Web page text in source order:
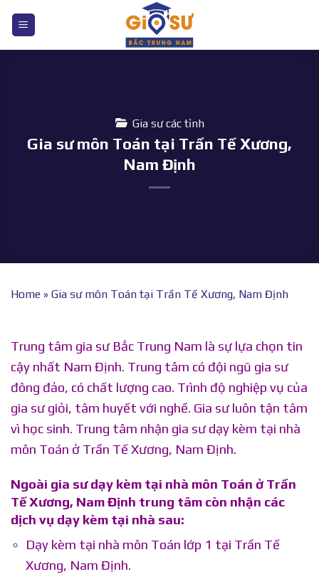
nội
Gia sư các tỉnh
Gia sư môn Toán tại Trần Tế Xương,
Nam Định
Home » Gia sư môn Toán tại Trần Tế Xương, Nam Định
Trung tâm gia sư Bắc Trung Nam là sự lựa chọn tin
cậy nhất Nam Định. Trung tâm có đội ngũ gia sư
đông đảo, có chất lượng cao. Trình độ nghiệp vụ của
gia sư giỏi, tâm huyết với nghề. Gia sư luôn tận tâm
vì học sinh. Trung tâm nhận gia sư dạy kèm tại nhà
môn Toán ở Trần Tế Xương, Nam Định.
Ngoài gia sư dạy kèm tại nhà môn Toán ở Trần
Tế Xương, Nam Định trung tâm còn nhận các
dịch vụ dạy kèm tại nhà sau:
Dạy kèm tại nhà môn Toán lớp 1 tại Trần Tế
Xương, Nam Định.